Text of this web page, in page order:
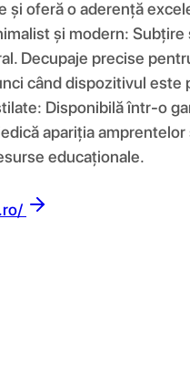
și oferă o aderență
și modern:
Decupaje precise
când dispozitivul
Disponibilă într-o
apariția
educaționale.